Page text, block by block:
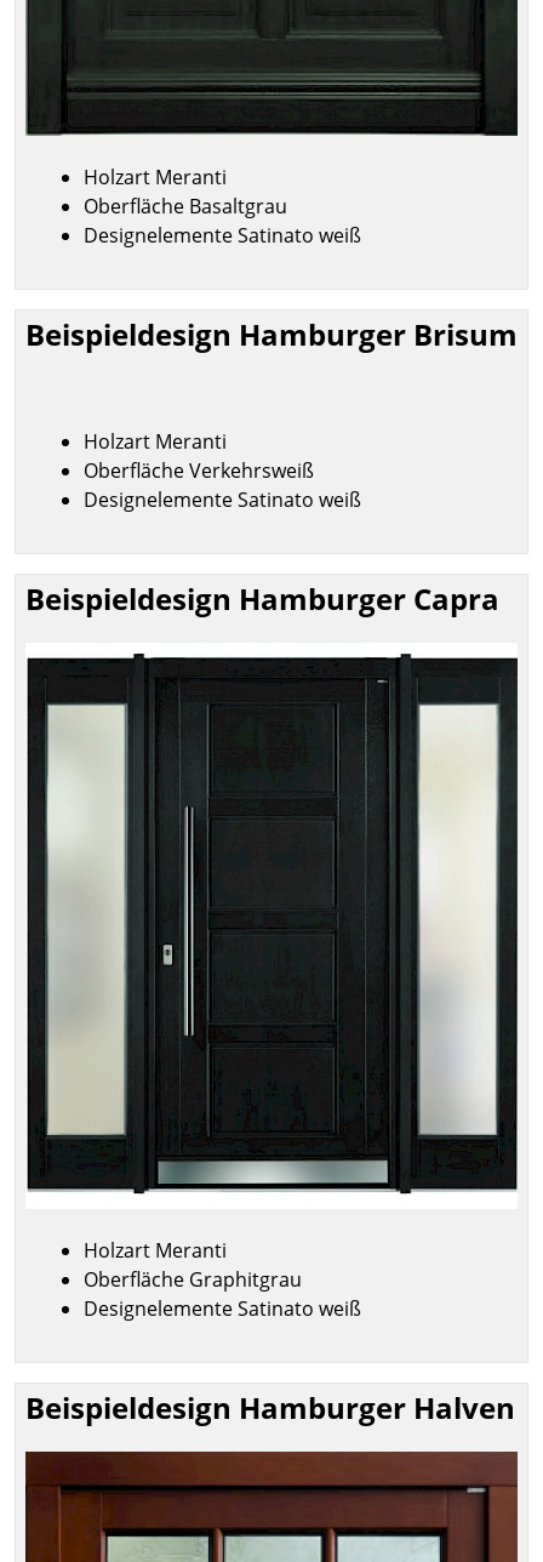
Holzart Meranti
Oberfläche Basaltgrau
Designelemente Satinato weiß
Beispieldesign Hamburger Brisum
Holzart Meranti
Oberfläche Verkehrsweiß
Designelemente Satinato weiß
Beispieldesign Hamburger Capra
Holzart Meranti
Oberfläche Graphitgrau
Designelemente Satinato weiß
Beispieldesign Hamburger Halven